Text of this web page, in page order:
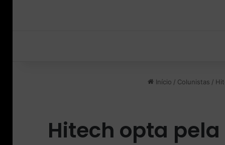
Início / Colunistas /
Hitech opta